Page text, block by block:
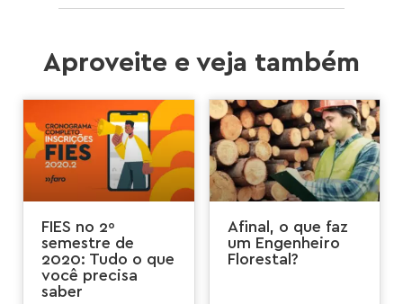
Aproveite e veja também
FIES no 2º
semestre de
2020: Tudo o que
você precisa
saber
Afinal, o que faz
um Engenheiro
Florestal?